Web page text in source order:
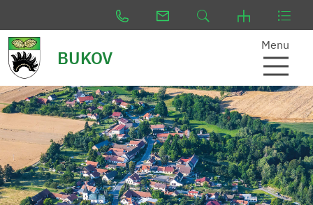
BUKOV
Menu